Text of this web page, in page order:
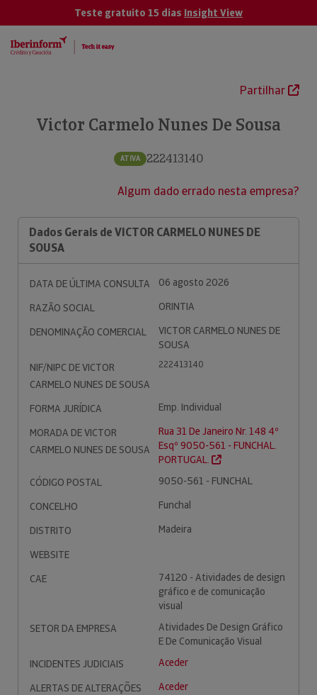
Teste gratuito 15 dias Insight View
Partilhar
Victor Carmelo Nunes De Sousa
ATIVA 222413140
Algum dado errado nesta empresa?
Dados Gerais de VICTOR CARMELO NUNES DE
SOUSA
DATA DE ÚLTIMA CONSULTA
06 agosto 2026
RAZÃO SOCIAL
ORINTIA
DENOMINAÇÃO COMERCIAL
VICTOR CARMELO NUNES DE
SOUSA
NIF/NIPC DE VICTOR
CARMELO NUNES DE SOUSA
222413140
FORMA JURÍDICA
Emp. Individual
MORADA DE VICTOR
CARMELO NUNES DE SOUSA
Rua 31 De Janeiro Nr. 148 4º
Esqº 9050-561 - FUNCHAL.
PORTUGAL.
CÓDIGO POSTAL
9050-561 - FUNCHAL
CONCELHO
Funchal
DISTRITO
Madeira
WEBSITE
CAE
74120 - Atividades de design
gráfico e de comunicação
visual
SETOR DA EMPRESA
Atividades De Design Gráfico
E De Comunicação Visual
INCIDENTES JUDICIAIS
Aceder
ALERTAS DE ALTERAÇÕES
Aceder